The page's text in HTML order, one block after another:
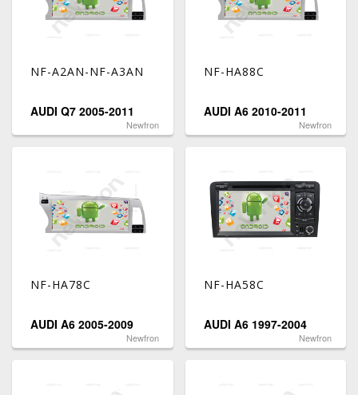
NF-A2AN-NF-A3AN
AUDI Q7 2005-2011
Newfron
NF-HA88C
AUDI A6 2010-2011
Newfron
NF-HA78C
AUDI A6 2005-2009
Newfron
NF-HA58C
AUDI A6 1997-2004
Newfron